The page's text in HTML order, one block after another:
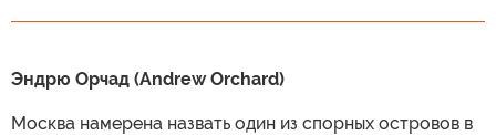
Эндрю Орчад (Andrew Orchard)
Москва намерена назвать один из спорных островов в